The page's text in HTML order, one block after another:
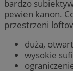
bardzo
pewien kanon.
przestrzeni
duża,
wysokie